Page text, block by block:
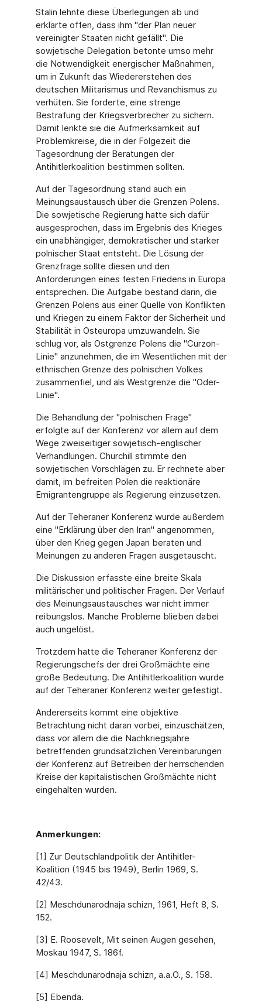
Stalin lehnte diese Überlegungen ab und
erklärte offen, dass ihm "der Plan neuer
vereinigter Staaten nicht gefällt". Die
sowjetische Delegation betonte umso mehr
die Notwendigkeit energischer Maßnahmen,
um in Zukunft das Wiedererstehen des
deutschen Militarismus und Revanchismus zu
verhüten. Sie forderte, eine strenge
Bestrafung der Kriegsverbrecher zu sichern.
Damit lenkte sie die Aufmerksamkeit auf
Problemkreise, die in der Folgezeit die
Tagesordnung der Beratungen der
Antihitlerkoalition bestimmen sollten.
Auf der Tagesordnung stand auch ein
Meinungsaustausch über die Grenzen Polens.
Die sowjetische Regierung hatte sich dafür
ausgesprochen, dass im Ergebnis des Krieges
ein unabhängiger, demokratischer und starker
polnischer Staat entsteht. Die Lösung der
Grenzfrage sollte diesen und den
Anforderungen eines festen Friedens in Europa
entsprechen. Die Aufgabe bestand darin, die
Grenzen Polens aus einer Quelle von Konflikten
und Kriegen zu einem Faktor der Sicherheit und
Stabilität in Osteuropa umzuwandeln. Sie
schlug vor, als Ostgrenze Polens die "Curzon-
Linie" anzunehmen, die im Wesentlichen mit der
ethnischen Grenze des polnischen Volkes
zusammenfiel, und als Westgrenze die "Oder-
Linie".
Die Behandlung der "polnischen Frage"
erfolgte auf der Konferenz vor allem auf dem
Wege zweiseitiger sowjetisch-englischer
Verhandlungen. Churchill stimmte den
sowjetischen Vorschlägen zu. Er rechnete aber
damit, im befreiten Polen die reaktionäre
Emigrantengruppe als Regierung einzusetzen.
Auf der Teheraner Konferenz wurde außerdem
eine "Erklärung über den Iran" angenommen,
über den Krieg gegen Japan beraten und
Meinungen zu anderen Fragen ausgetauscht.
Die Diskussion erfasste eine breite Skala
militärischer und politischer Fragen. Der Verlauf
des Meinungsaustausches war nicht immer
reibungslos. Manche Probleme blieben dabei
auch ungelöst.
Trotzdem hatte die Teheraner Konferenz der
Regierungschefs der drei Großmächte eine
große Bedeutung. Die Antihitlerkoalition wurde
auf der Teheraner Konferenz weiter gefestigt.
Andererseits kommt eine objektive
Betrachtung nicht daran vorbei, einzuschätzen,
dass vor allem die die Nachkriegsjahre
betreffenden grundsätzlichen Vereinbarungen
der Konferenz auf Betreiben der herrschenden
Kreise der kapitalistischen Großmächte nicht
eingehalten wurden.
Anmerkungen:
[1] Zur Deutschlandpolitik der Antihitler-
Koalition (1945 bis 1949), Berlin 1969, S.
42/43.
[2] Meschdunarodnaja schizn, 1961, Heft 8, S.
152.
[3] E. Roosevelt, Mit seinen Augen gesehen,
Moskau 1947, S. 186f.
[4] Meschdunarodnaja schizn, a.a.O., S. 158.
[5] Ebenda.